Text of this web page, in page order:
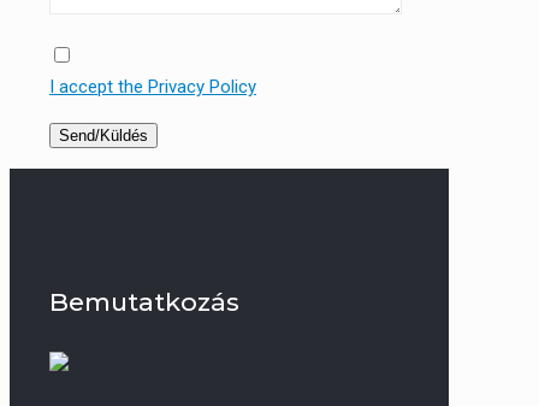
I accept the Privacy Policy
Bemutatkozás